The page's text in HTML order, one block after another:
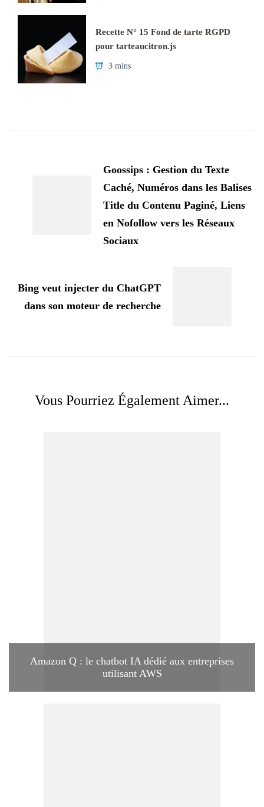
Recette N° 15 Fond de tarte RGPD
pour tarteaucitron.js
3 mins
Goossips : Gestion du Texte
Caché, Numéros dans les Balises
Title du Contenu Paginé, Liens
en Nofollow vers les Réseaux
Sociaux
Bing veut injecter du ChatGPT
dans son moteur de recherche
Vous Pourriez Également Aimer...
Amazon Q : le chatbot IA dédié aux entreprises
utilisant AWS